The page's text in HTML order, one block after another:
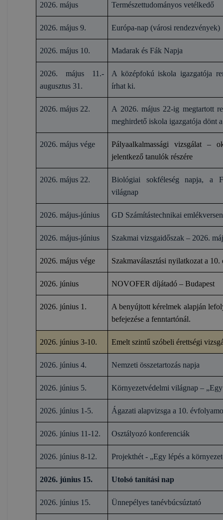
2026. május Természettudományos vetélkedő
2026. május 9. Európa-nap (városi rendezvények)
2026. május 10. Madarak és Fák Napja
2026. május 11.-
augusztus 31.
A középfokú iskola igazgatója
írhat ki.
2026. május 22.
A 2026. május 22-ig megtartott
meghirdető iskola igazgatója dönt
2026. május vége
Pályaalkalmassági vizsgálat –
jelentkező tanulók részére
2026. május 22.
Biológiai sokféleség napja, a
világnap
2026. május-június GD Számítástechnikai
2026. május-június Szakmai vizsgaidőszak – 2026.
2026. május vége Szakmaválasztási nyilatkozat a
2026. június NOVOFER díjátadó – Budapest
2026. június 1.
A benyújtott kérelmek alapján
befejezése a fenntartónál.
2026. június 3-10. Emelt szintű szóbeli érettségi
2026. június 4. Nemzeti összetartozás napja
2026. június 5. Környezetvédelmi világnap –
2026. június 1-5. Ágazati alapvizsga a 10.
2026. június 11-12. Osztályozó konferenciák
2026. június 8-12. Projekthét - „Egy lépés a
2026. június 15. Utolsó tanítási nap
2026. június 15. Ünnepélyes tanévbúcsúztató